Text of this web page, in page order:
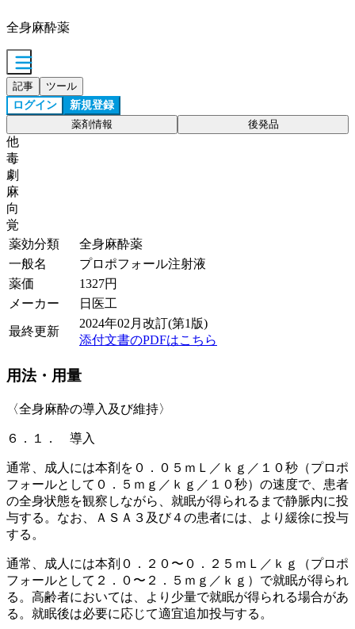
全身麻酔薬
記事 ツール
ログイン 新規登録
薬剤情報 後発品
他
毒
劇
麻
向
覚
薬効分類
全身麻酔薬
一般名
プロポフォール注射液
薬価
1327円
メーカー
日医工
最終更新
2024年02月改訂(第1版)
添付文書のPDFはこちら
用法・用量
〈全身麻酔の導入及び維持〉
６．１． 導入
通常、成人には本剤を０．０５ｍＬ／ｋｇ／１０秒（プロポ
フォールとして０．５ｍｇ／ｋｇ／１０秒）の速度で、患者
の全身状態を観察しながら、就眠が得られるまで静脈内に投
与する。なお、ＡＳＡ３及び４の患者には、より緩徐に投与
する。
通常、成人には本剤０．２０〜０．２５ｍＬ／ｋｇ（プロポ
フォールとして２．０〜２．５ｍｇ／ｋｇ）で就眠が得られ
る。高齢者においては、より少量で就眠が得られる場合があ
る。就眠後は必要に応じて適宜追加投与する。